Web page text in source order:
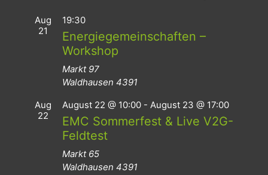
Aug
21
19:30
Energiegemeinschaften –
Workshop
Markt 97
Waldhausen 4391
Aug
22
August 22 @ 10:00 - August 23 @ 17:00
EMC Sommerfest & Live V2G-
Feldtest
Markt 65
Waldhausen 4391